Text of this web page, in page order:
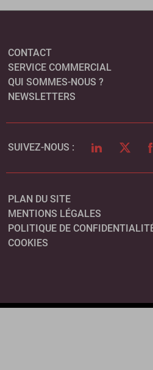
CONTACT
SERVICE COMMERCIAL
QUI SOMMES-NOUS ?
NEWSLETTERS
SUIVEZ-NOUS : LINKEDIN
PLAN DU SITE
MENTIONS LÉGALES
POLITIQUE DE
COOKIES